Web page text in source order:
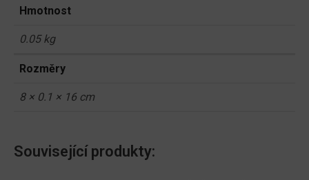
Hmotnost
0.05 kg
Rozměry
8 × 0.1 × 16 cm
Související produkty: